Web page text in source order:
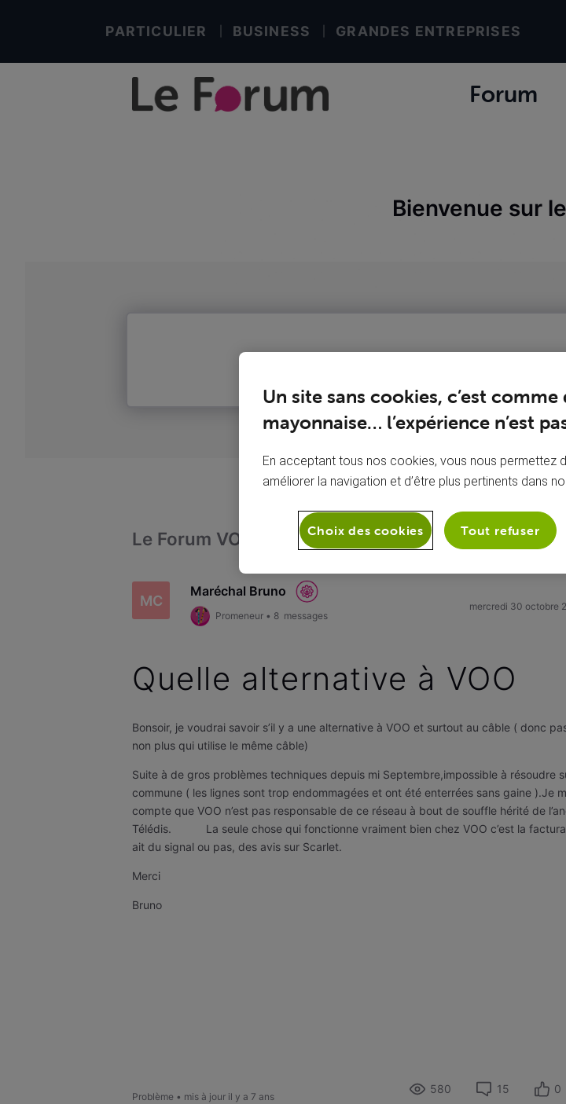
PARTICULIER BUSINESS GRANDES ENTREPRISES
Forum
Bienvenue sur
Le Forum VOO Internet Ma connexion
MC
Maréchal Bruno
Promeneur• 8 messages
mercredi 30 octobre
Quelle alternative à VOO
Bonsoir, je voudrai savoir s’il y a une alternative à VOO et surtout au câble ( donc
non plus qui utilise le même câble)
Suite à de gros problèmes techniques depuis mi Septembre,impossible à résoudre
commune ( les lignes sont trop endommagées et ont été enterrées sans gaine ).Je
compte que VOO n’est pas responsable de ce réseau à bout de souffle hérité de
Télédis. La seule chose qui fonctionne vraiment bien chez VOO c’est la
ait du signal ou pas, des avis sur Scarlet.
Merci
Bruno
Problème • mis à jour il y a 7 ans
580 15 0
Un site sans cookies, c’est comme
mayonnaise… l’expérience n’est
En acceptant tous nos cookies, vous nous permettez
améliorer la navigation et d’être plus pertinents dans
Tout refuser
Choix des cookies